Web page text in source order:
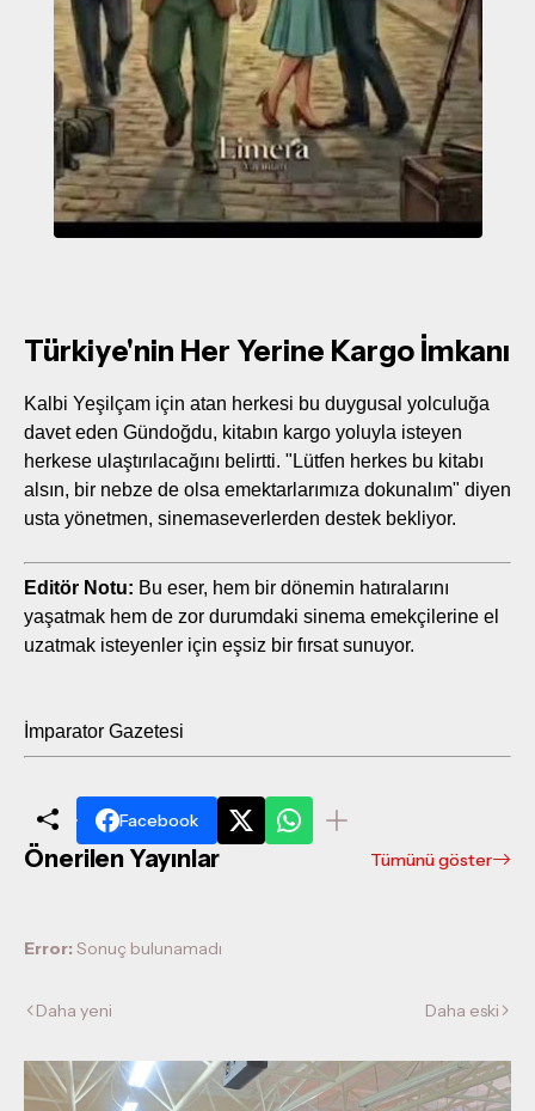
Türkiye'nin Her Yerine Kargo İmkanı
Kalbi Yeşilçam için atan herkesi bu duygusal yolculuğa
davet eden Gündoğdu, kitabın kargo yoluyla isteyen
herkese ulaştırılacağını belirtti. "Lütfen herkes bu kitabı
alsın, bir nebze de olsa emektarlarımıza dokunalım" diyen
usta yönetmen, sinemaseverlerden destek bekliyor.
Editör Notu: Bu eser, hem bir dönemin hatıralarını
yaşatmak hem de zor durumdaki sinema emekçilerine el
uzatmak isteyenler için eşsiz bir fırsat sunuyor.
İmparator Gazetesi
Facebook
Önerilen Yayınlar Tümünü göster
Error: Sonuç bulunamadı
Daha yeni Daha eski